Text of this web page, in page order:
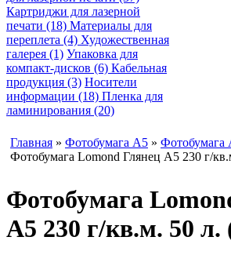
Картриджи для лазерной
печати (18) Материалы для
переплета (4) Художественная
галерея (1) Упаковка для
компакт-дисков (6) Кабельная
продукция (3) Носители
информации (18) Пленка для
ламинирования (20)
Главная » Фотобумага A5 » Фотобумага
Фотобумага Lomond Глянец A5 230 г/
Фотобумага
A5 230 г/кв.м. 50 л.